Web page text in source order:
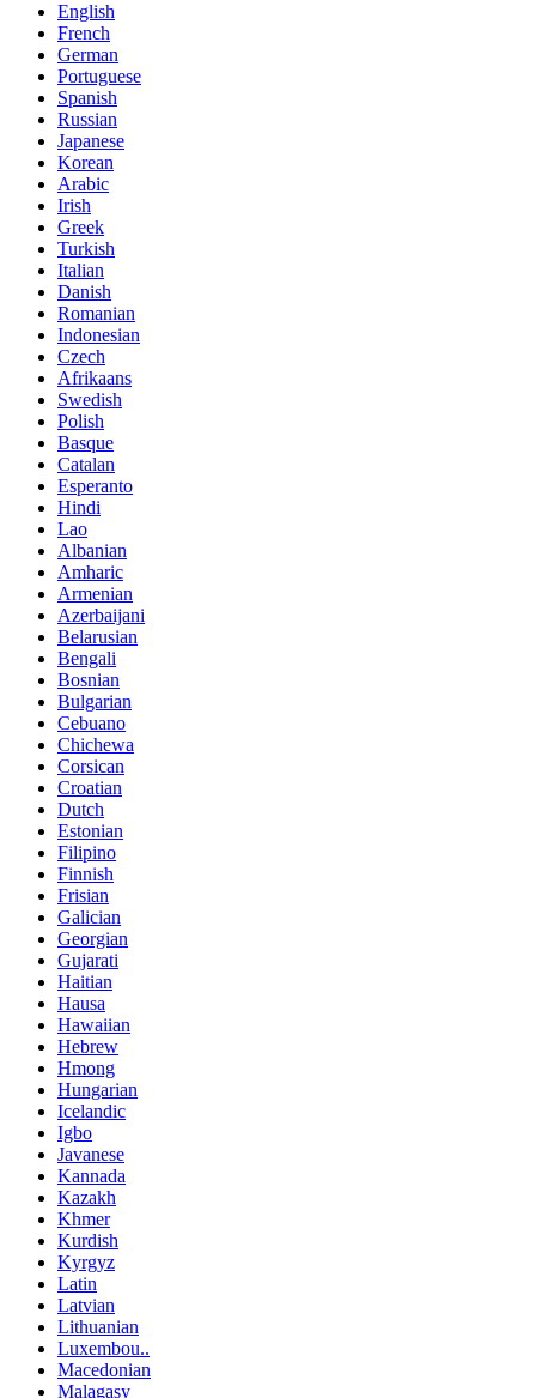
English
French
German
Portuguese
Spanish
Russian
Japanese
Korean
Arabic
Irish
Greek
Turkish
Italian
Danish
Romanian
Indonesian
Czech
Afrikaans
Swedish
Polish
Basque
Catalan
Esperanto
Hindi
Lao
Albanian
Amharic
Armenian
Azerbaijani
Belarusian
Bengali
Bosnian
Bulgarian
Cebuano
Chichewa
Corsican
Croatian
Dutch
Estonian
Filipino
Finnish
Frisian
Galician
Georgian
Gujarati
Haitian
Hausa
Hawaiian
Hebrew
Hmong
Hungarian
Icelandic
Igbo
Javanese
Kannada
Kazakh
Khmer
Kurdish
Kyrgyz
Latin
Latvian
Lithuanian
Luxembou..
Macedonian
Malagasy